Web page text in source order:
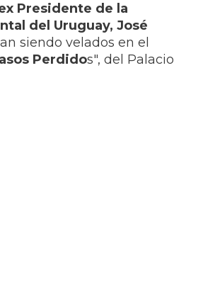
Presidente de la
del Uruguay, José
siendo velados en el
Perdidos", del Palacio